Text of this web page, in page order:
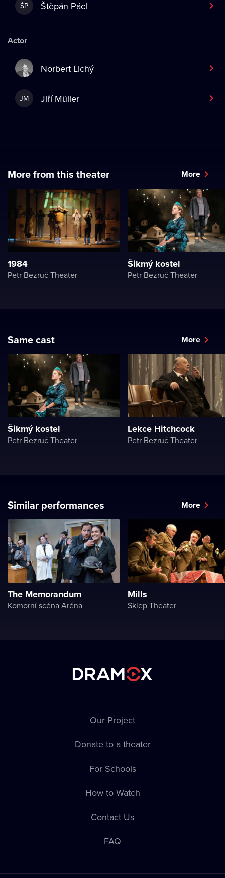
ŠP Štěpán Pácl
Actor
Norbert Lichý
JM Jiří Müller
More from this theater More
1984
Petr Bezruč Theater
Šikmý kostel
Petr Bezruč Theater
Same cast More
Šikmý kostel
Petr Bezruč Theater
Lekce Hitchcock
Petr Bezruč Theater
Similar performances More
The Memorandum
Komorní scéna Aréna
Mills
Sklep Theater
Our Project
Donate to a theater
For Schools
How to Watch
Contact Us
FAQ